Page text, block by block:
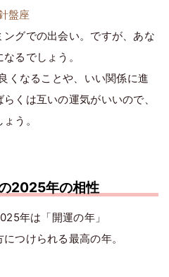
盤座
グでの出会い。ですが、あな
るでしょう。
くなることや、いい関係に進
くは互いの運気がいいので、
う。
2025年の相性
年は「開運の年」
つけられる最高の年。